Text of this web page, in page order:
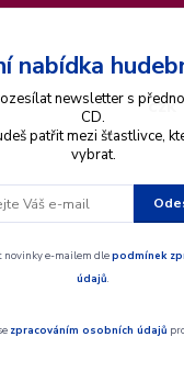
čerpám
se
14.8.2026 🐋
CZK
- Internationaler Oldie
nabídka
newsletter s
CD.
patřit mezi šťastlivce,
vybrat.
novinky e-mailem dlepodmínek
údajů.
zpracováním osobních údajů